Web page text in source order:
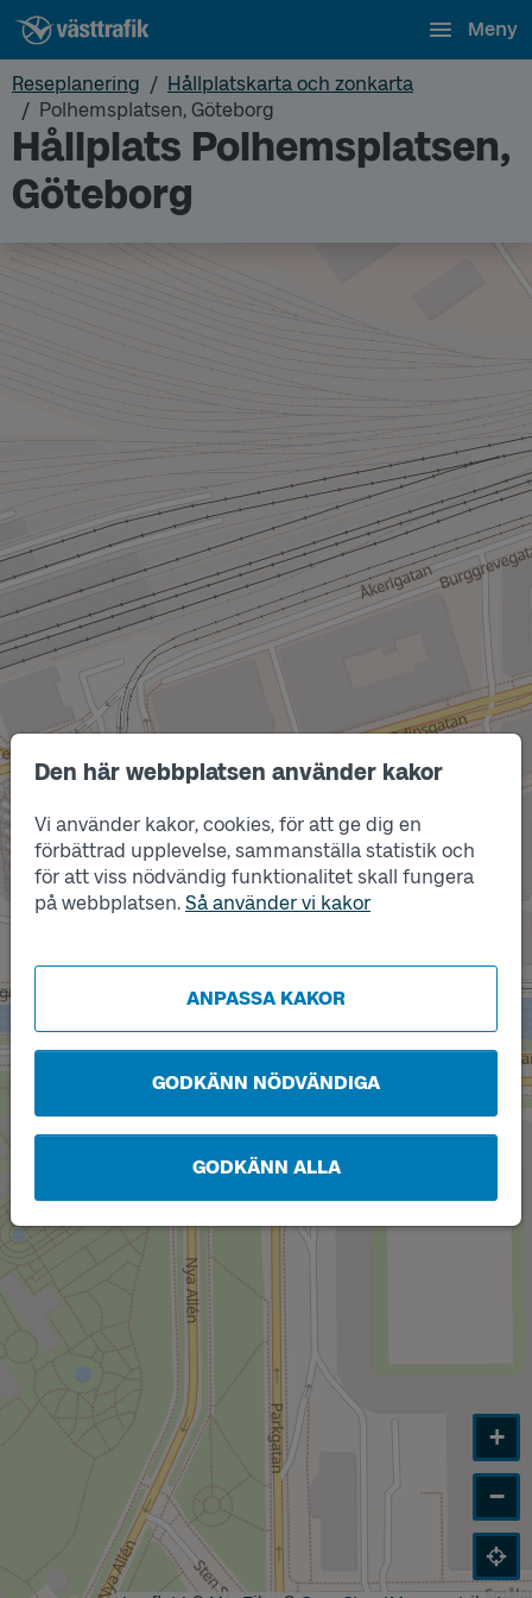
Den här webbplatsen använder kakor
Vi använder kakor, cookies, för att ge dig en
förbättrad upplevelse, sammanställa statistik och
för att viss nödvändig funktionalitet skall fungera
på webbplatsen. Så använder vi kakor
ANPASSA KAKOR
GODKÄNN NÖDVÄNDIGA
GODKÄNN ALLA
Meny
Reseplanering
Hållplatskarta och zonkarta
Polhemsplatsen, Göteborg
Hållplats Polhemsplatsen,
Göteborg
Läge
A
Läge
B
+
−